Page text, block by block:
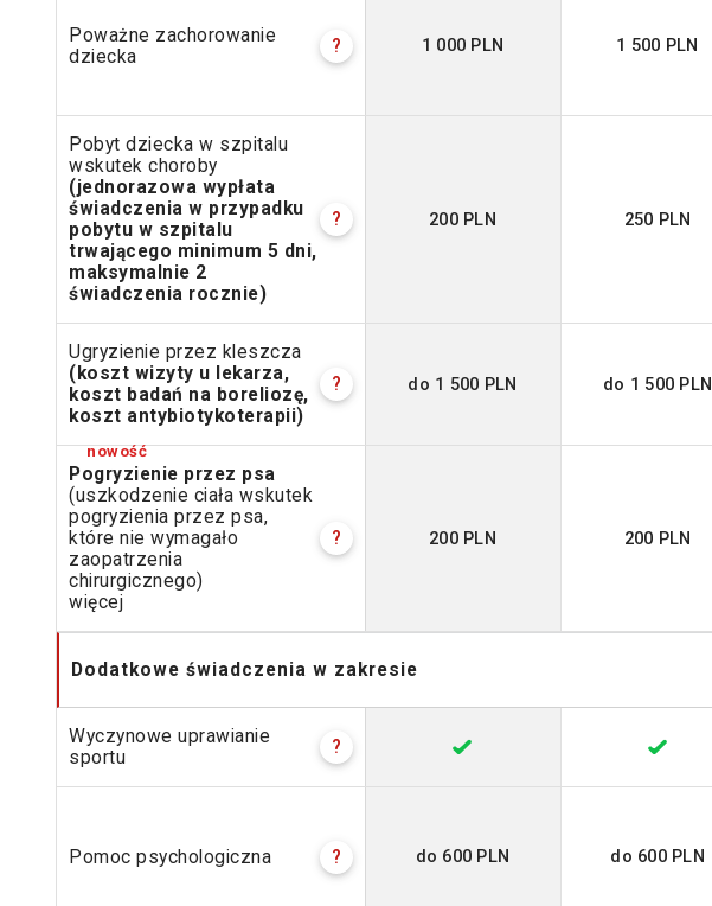
Poważne zachorowanie
dziecka
? 1 000 PLN 1 500 PLN
Pobyt dziecka w szpitalu
wskutek choroby
(jednorazowa wypłata
świadczenia w przypadku
pobytu w szpitalu
trwającego minimum 5 dni,
maksymalnie 2
świadczenia rocznie)
? 200 PLN 250 PLN
Ugryzienie przez kleszcza
(koszt wizyty u lekarza,
koszt badań na boreliozę,
koszt antybiotykoterapii)
? do 1 500 PLN do 1 500 PLN
Pogryzienie przez psa
(uszkodzenie ciała wskutek
pogryzienia przez psa,
które nie wymagało
zaopatrzenia
chirurgicznego)
więcej
? 200 PLN 200 PLN
Dodatkowe świadczenia w zakresie
Wyczynowe uprawianie
sportu
?
Pomoc psychologiczna ? do 600 PLN do 600 PLN